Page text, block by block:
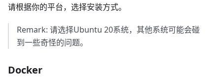
请根据你的平台，选择安装方式。
Remark: 请选择Ubuntu 20系统，其他系统可能会碰
到一些奇怪的问题。
Docker